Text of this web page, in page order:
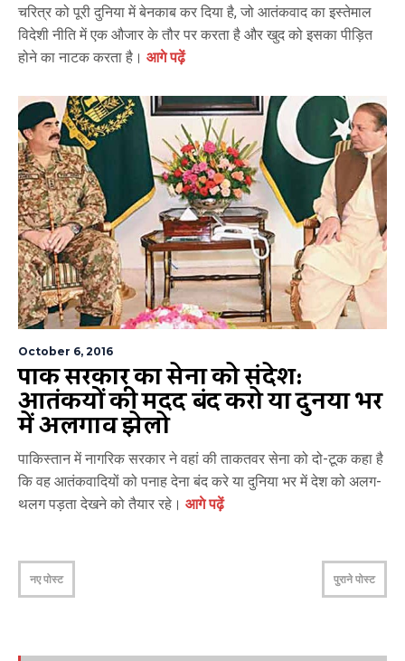
चरित्र को पूरी दुनिया में बेनकाब कर दिया है, जो आतंकवाद का इस्तेमाल
विदेशी नीति में एक औजार के तौर पर करता है और खुद को इसका पीड़ित
होने का नाटक करता है। आगे पढ़ें
October 6, 2016
पाक सरकार का सेना को संदेश:
आतंकियों की मदद बंद करो या दुनिया भर
में अलगाव झेलो
पाकिस्तान में नागरिक सरकार ने वहां की ताकतवर सेना को दो-टूक कहा है
कि वह आतंकवादियों को पनाह देना बंद करे या दुनिया भर में देश को अलग-
थलग पड़ता देखने को तैयार रहे। आगे पढ़ें
नए पोस्ट पुराने पोस्ट